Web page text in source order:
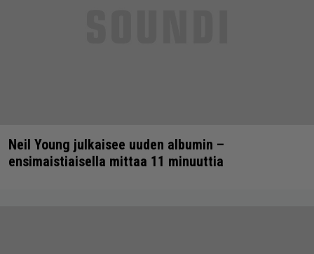
Neil Young julkaisee uuden albumin –
ensimaistiaisella mittaa 11 minuuttia